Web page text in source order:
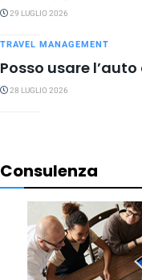
29 LUGLIO 2026
TRAVEL MANAGEMENT
Posso usare
28 LUGLIO 2026
Consulenza